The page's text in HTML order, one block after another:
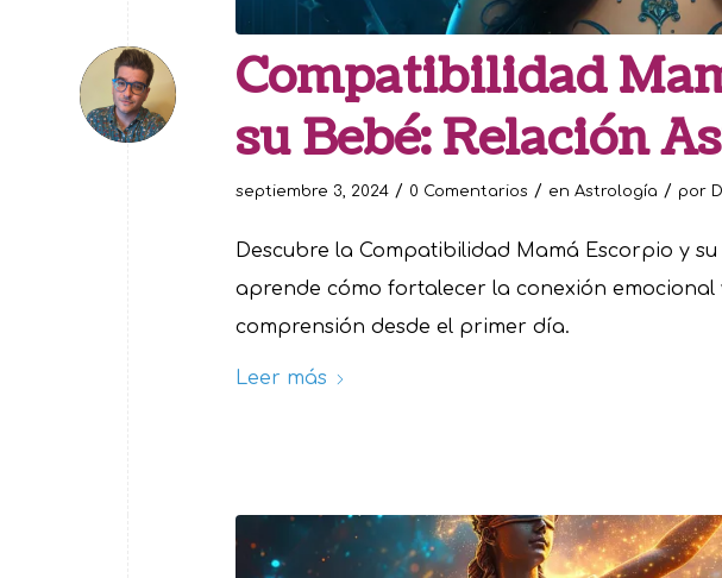
Compatibilidad
su Bebé: Relación
septiembre 3, 2024 / 0 Comentarios / en Astrología / por
Descubre la Compatibilidad Mamá Escorpio y
aprende cómo fortalecer la conexión
comprensión desde el primer día.
Leer más